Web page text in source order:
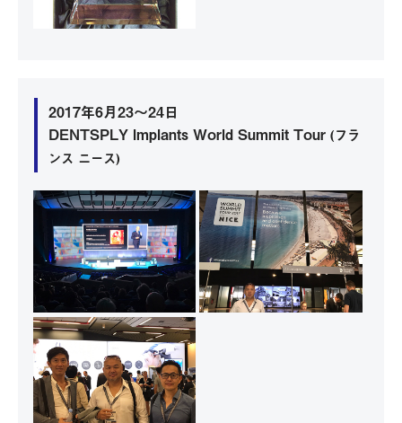
2017年6月23～24日
DENTSPLY Implants World Summit Tour (フラ
ンス ニース)